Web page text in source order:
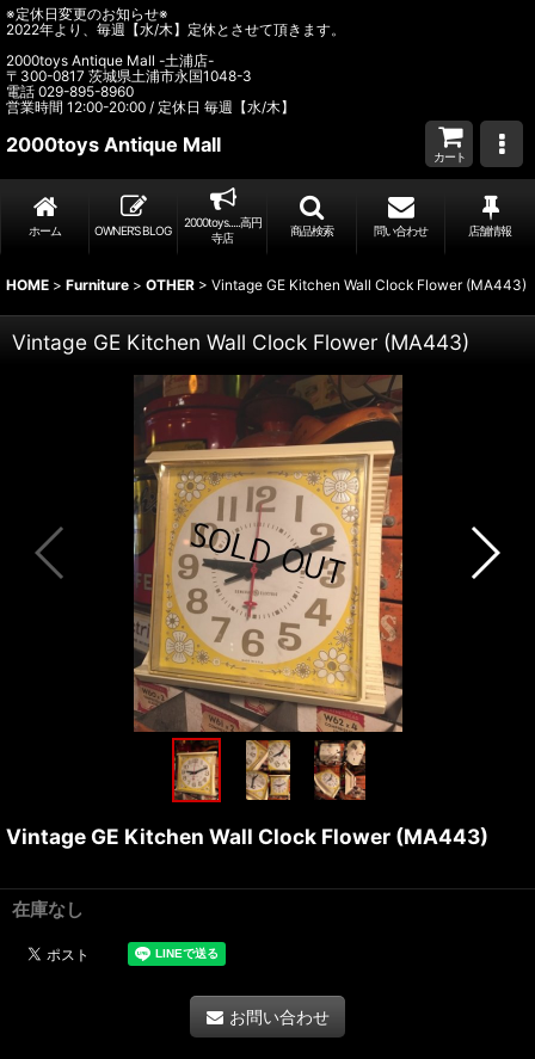
※定休日変更のお知らせ※
2022年より、毎週【水/木】定休とさせて頂きます。
2000toys Antique Mall -土浦店-
〒300-0817 茨城県土浦市永国1048-3
電話 029-895-8960
営業時間 12:00-20:00 / 定休日 毎週【水/木】
2000toys Antique Mall
カート
ホーム OWNER’S BLOG
2000toys.....高円
寺店
商品検索 問い合わせ 店舗情報
HOME > Furniture > OTHER > Vintage GE Kitchen Wall Clock Flower (MA443)
Vintage GE Kitchen Wall Clock Flower (MA443)
Vintage GE Kitchen Wall Clock Flower (MA443)
在庫なし
お問い合わせ